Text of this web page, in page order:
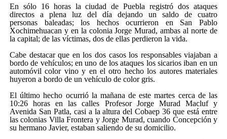
En sólo 16 horas la ciudad de Puebla registró dos ataques
directos a plena luz del día dejando un saldo de cuatro
personas baleadas; los hechos ocurrieron en San Pablo
Xochimehuacan y en la colonia Jorge Murad, ambas al norte de
la capital; de las víctimas, dos de ellas perdieron la vida.
Cabe destacar que en los dos casos los responsables viajaban a
bordo de vehículos; en uno de los ataques los sicarios iban en un
automóvil color vino y en el otro hecho los autores materiales
huyeron a bordo de un vehículo de color gris.
El último hecho ocurrió la mañana de este martes cerca de las
10:26 horas en las calles Profesor Jorge Murad Macluf y
Avenida San Patla, casi a la altura del Cobaep 36 que está entre
las colonias Villa Frontera y Jorge Murad, cuando Concepción y
su hermano Javier, estaban saliendo de su domicilio.